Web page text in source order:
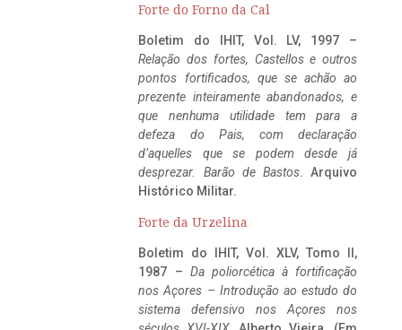
Forte do Forno da Cal
Boletim do IHIT, Vol. LV, 1997 –
Relação dos fortes, Castellos e outros
pontos fortificados, que se achão ao
prezente inteiramente abandonados, e
que nenhuma utilidade tem para a
defeza do Pais, com declaração
d’aquelles que se podem desde já
desprezar. Barão de Bastos. Arquivo
Histórico Militar.
Forte da Urzelina
Boletim do IHIT, Vol. XLV, Tomo II,
1987 – Da poliorcética à fortificação
nos Açores – Introdução ao estudo do
sistema defensivo nos Açores nos